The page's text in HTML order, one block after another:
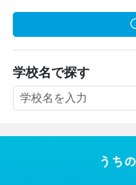
学校名で探す